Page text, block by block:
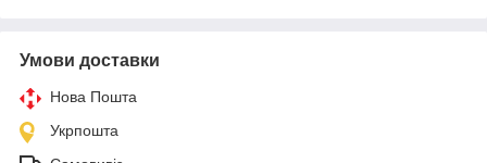
Умови доставки
Нова Пошта
Укрпошта